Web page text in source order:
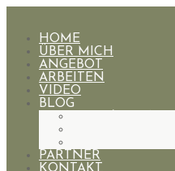
HOME
ÜBER MICH
ANGEBOT
ARBEITEN
VIDEO
BLOG
PARTNER